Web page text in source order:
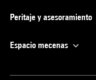
Peritaje y asesoramiento
Espacio mecenas